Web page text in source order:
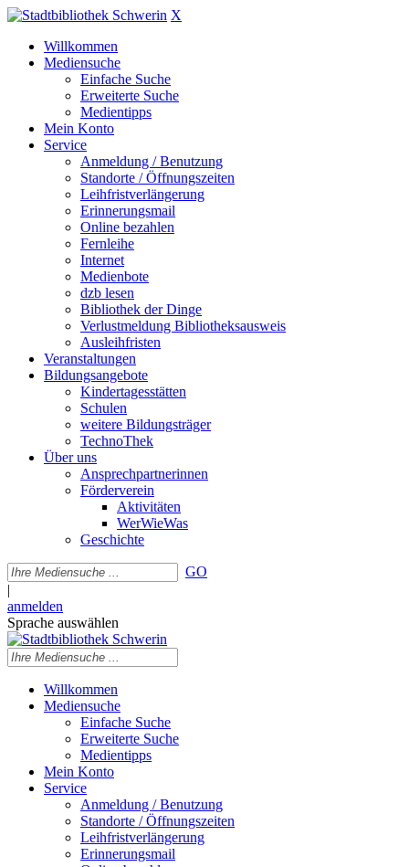
X
Willkommen
Mediensuche
Einfache Suche
Erweiterte Suche
Medientipps
Mein Konto
Service
Anmeldung / Benutzung
Standorte / Öffnungszeiten
Leihfristverlängerung
Erinnerungsmail
Online bezahlen
Fernleihe
Internet
Medienbote
dzb lesen
Bibliothek der Dinge
Verlustmeldung Bibliotheksausweis
Ausleihfristen
Veranstaltungen
Bildungsangebote
Kindertagesstätten
Schulen
weitere Bildungsträger
TechnoThek
Über uns
Ansprechpartnerinnen
Förderverein
Aktivitäten
WerWieWas
Geschichte
GO
|
anmelden
Sprache auswählen
Willkommen
Mediensuche
Einfache Suche
Erweiterte Suche
Medientipps
Mein Konto
Service
Anmeldung / Benutzung
Standorte / Öffnungszeiten
Leihfristverlängerung
Erinnerungsmail